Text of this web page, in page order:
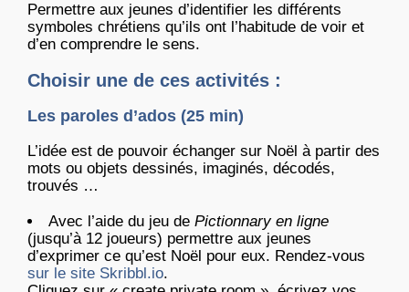
Permettre aux jeunes d’identifier les différents
symboles chrétiens qu’ils ont l’habitude de voir et
d’en comprendre le sens.
Choisir une de ces activités :
Les paroles d’ados (25 min)
L’idée est de pouvoir échanger sur Noël à partir des
mots ou objets dessinés, imaginés, décodés,
trouvés …
Avec l’aide du jeu de Pictionnary en ligne
(jusqu’à 12 joueurs) permettre aux jeunes
d’exprimer ce qu’est Noël pour eux. Rendez-vous
sur le site Skribbl.io.